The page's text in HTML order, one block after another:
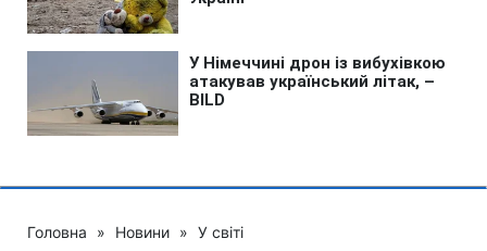
Головна » Новини » У світі